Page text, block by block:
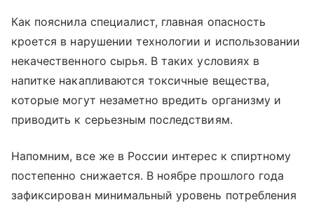
Как пояснила специалист, главная опасность
кроется в нарушении технологии и использовании
некачественного сырья. В таких условиях в
напитке накапливаются токсичные вещества,
которые могут незаметно вредить организму и
приводить к серьезным последствиям.
Напомним, все же в России интерес к спиртному
постепенно снижается. В ноябре прошлого года
зафиксирован минимальный уровень потребления